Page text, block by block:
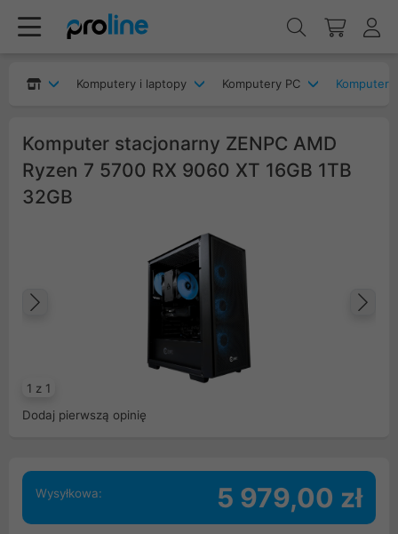
Komputery i laptopy Komputery PC
Komputer stacjonarny ZENPC AMD
Ryzen 7 5700 RX 9060 XT 16GB 1TB
32GB
1 z 1
Dodaj pierwszą opinię
Wysyłkowa: 5 979,00 zł